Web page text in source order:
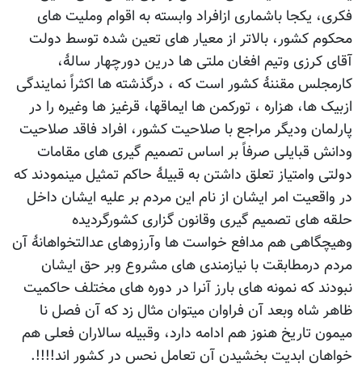
فکری، یکجا باشماری ازافراد وابسته به اقوام وملیت های
محکوم کشور، بالاتر از معیار های تعین شده توسط دولت
آقای کرزی وتیم افغان ملتی ها درین دورچهار سالۀ،
کارمجلس مقننۀ کشور است که ، درگذشته ها اکثراً نمایندگی
ازبیک ها، هزاره ، تورکمن ها ایماقها، قرغیز ها وغیره را در
پارلمان ودیگر مراجع با صلاحیت کشور، افراد فاقد صلاحیت
ودانش قبایلی صرفاً بر اساس تصمیم گیری های مقامات
دولتی وامتیاز تعلق داشتن به قبیلۀ حاکم تمثیل مینمودند که
در واقعیت امر ایشان از نام این مردم بر علیه ایشان داخل
حلقه های تصمیم گیری وقانون گزاری کشورگردیده
وهیچگاهی هم مدافع خواست ها وآرزوهای عدالتخواهانۀ آن
مردم درمطابقت با نیازمندی های مشروع وبر حق ایشان
نبودند که نمونه های بارز آنرا در دوره های مختلف حاکمیت
ظاهر شاه وبعد آن فراوان میتوان مثال زد که آن فصل نا
میمون تاریخ هنوز هم ادامه دارد، وقبیله سالاران فعلی هم
خواهان ابدیت بخشیدن آن تعامل نحس در کشور اند!!!!.